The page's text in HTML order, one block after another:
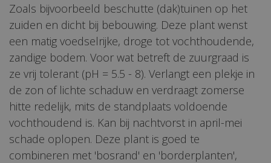
Zoals bijvoorbeeld beschutte (dak)tuinen op het
zuiden en dicht bij bebouwing. Deze plant wenst
een matig voedselrijke, droge tot vochthoudende,
zandige bodem. Voor wat betreft de zuurgraad is
ze vrij tolerant (pH = 5.5 - 8). Verlangt een plekje in
de zon of lichte schaduw en verdraagt zomerse
hitte redelijk, mits de standplaats voldoende
vochthoudend is. Kan bij nachtvorst in april-mei
schade oplopen. Deze plant is goed te
combineren met 'bosrand' en 'borderplanten',